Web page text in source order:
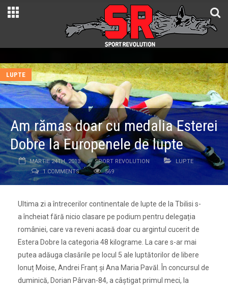
LUPTE
Am rămas doar cu medalia Esterei
Dobre la Europenele de lupte
MARTIE 24TH, 2013 SPORT REVOLUTION
LUPTE
1 COMMENTS
569
Ultima zi a întrecerilor continentale de lupte de la Tbilisi s-
a încheiat fără nicio clasare pe podium pentru delegația
româniei, care va reveni acasă doar cu argintul cucerit de
Estera Dobre la categoria 48 kilograme. La care s-ar mai
putea adăuga clasările pe locul 5 ale luptătorilor de libere
Ionuț Moise, Andrei Franț și Ana Maria Pavăl. În concursul de
duminică, Dorian Pârvan-84, a câștigat primul meci, la